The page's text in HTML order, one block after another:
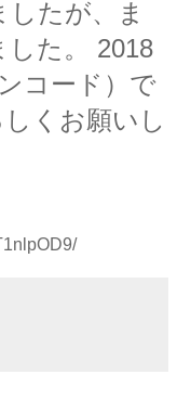
たが、ま
した。 2018
コード）で
くお願いし